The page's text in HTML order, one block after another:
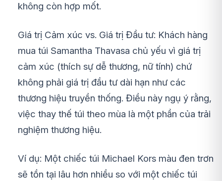
không còn hợp mốt.
Giá trị Cảm xúc vs. Giá trị Đầu tư: Khách hàng
mua túi Samantha Thavasa chủ yếu vì giá trị
cảm xúc (thích sự dễ thương, nữ tính) chứ
không phải giá trị đầu tư dài hạn như các
thương hiệu truyền thống. Điều này ngụ ý rằng,
việc thay thế túi theo mùa là một phần của trải
nghiệm thương hiệu.
Ví dụ: Một chiếc túi Michael Kors màu đen trơn
sẽ tồn tại lâu hơn nhiều so với một chiếc túi